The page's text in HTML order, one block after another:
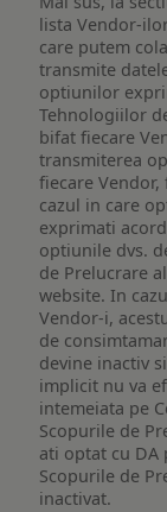
lista Vendor-
care putem
transmite
optiunilor
Tehnologiilor
bifat fiecare
transmiterea
fiecare
cazul in care
exprimati
optiunile dvs.
de Prelucrare
website. In
Vendor-i,
de
devine inactiv
implicit nu va
intemeiata pe
Scopurile de
ati optat cu DA
Scopurile de
inactivat.